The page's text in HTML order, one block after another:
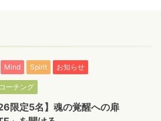
Mind Spirit お知らせ
ーチング
限定5名】魂の覚醒への扉